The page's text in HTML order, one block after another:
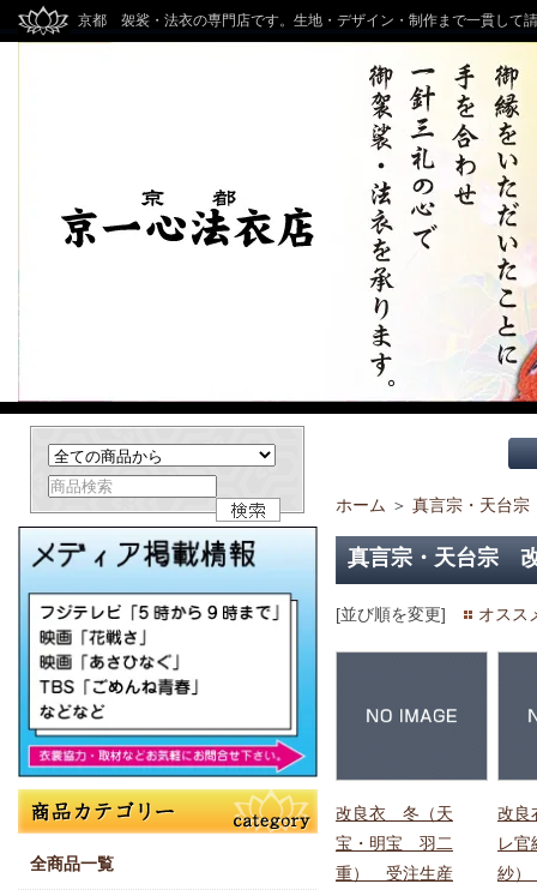
京都 袈裟・法衣の専門店です。生地・デザイン・制作まで一貫して
全商品一覧
ホーム ＞ 真言宗・天台
真言宗・天台宗
[並び順を変更] オスス
改良衣 冬（天
宝・明宝 羽二
重） 受注生産
改
レ官
紗